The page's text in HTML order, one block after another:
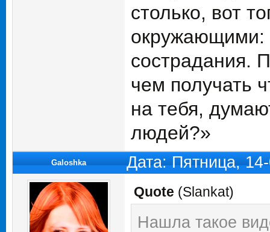
столько, вот
окружающими:
сострадания.
чем получать
на тебя,
людей?»
Galoshka Дата: Пятница,
Quote (Slankat)
Нашла такое